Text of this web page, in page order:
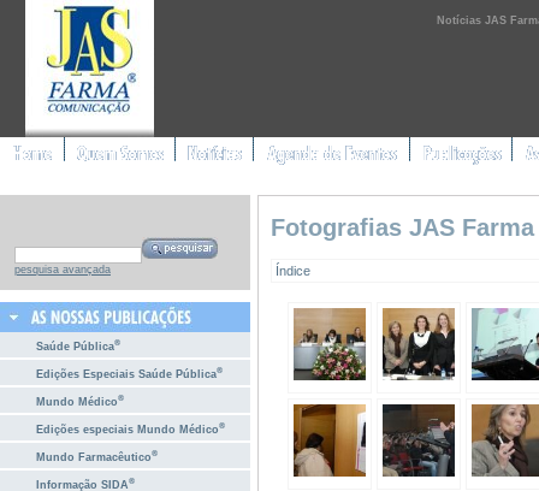
Notícias JAS
pesquisa avançada
Saúde Pública®
Edições Especiais Saúde Pública®
Mundo Médico®
Edições especiais Mundo Médico®
Mundo Farmacêutico®
Informação SIDA®
Fotografias JAS
Índice